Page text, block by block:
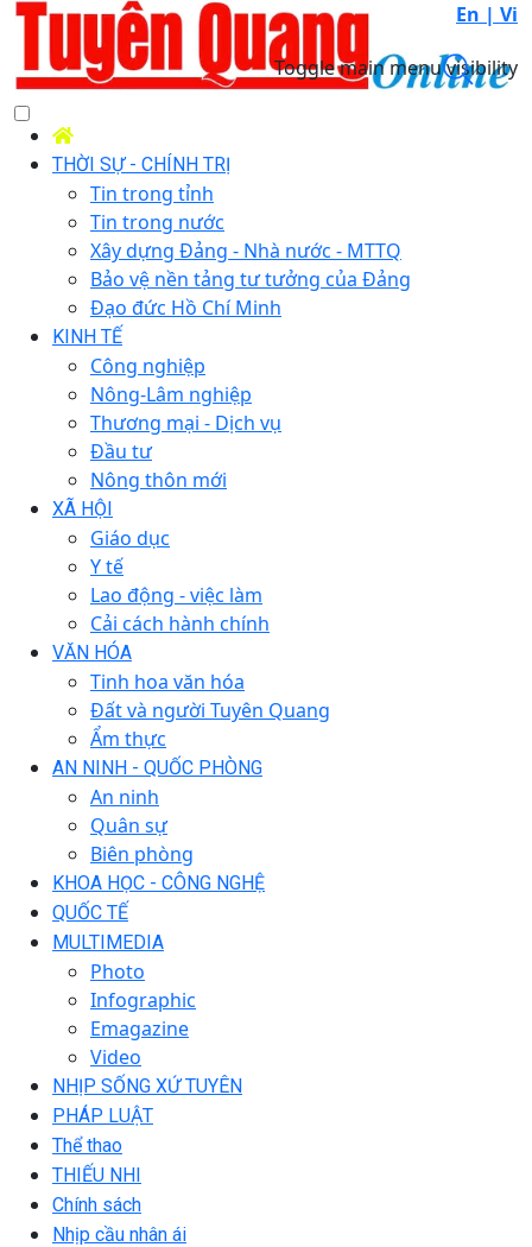
En | Vi
Toggle main menu visibility
THỜI SỰ - CHÍNH TRỊ
Tin trong tỉnh
Tin trong nước
Xây dựng Đảng - Nhà nước - MTTQ
Bảo vệ nền tảng tư tưởng của Đảng
Đạo đức Hồ Chí Minh
KINH TẾ
Công nghiệp
Nông-Lâm nghiệp
Thương mại - Dịch vụ
Đầu tư
Nông thôn mới
XÃ HỘI
Giáo dục
Y tế
Lao động - việc làm
Cải cách hành chính
VĂN HÓA
Tinh hoa văn hóa
Đất và người Tuyên Quang
Ẩm thực
AN NINH - QUỐC PHÒNG
An ninh
Quân sự
Biên phòng
KHOA HỌC - CÔNG NGHỆ
QUỐC TẾ
MULTIMEDIA
Photo
Infographic
Emagazine
Video
NHỊP SỐNG XỨ TUYÊN
PHÁP LUẬT
Thể thao
THIẾU NHI
Chính sách
Nhịp cầu nhân ái